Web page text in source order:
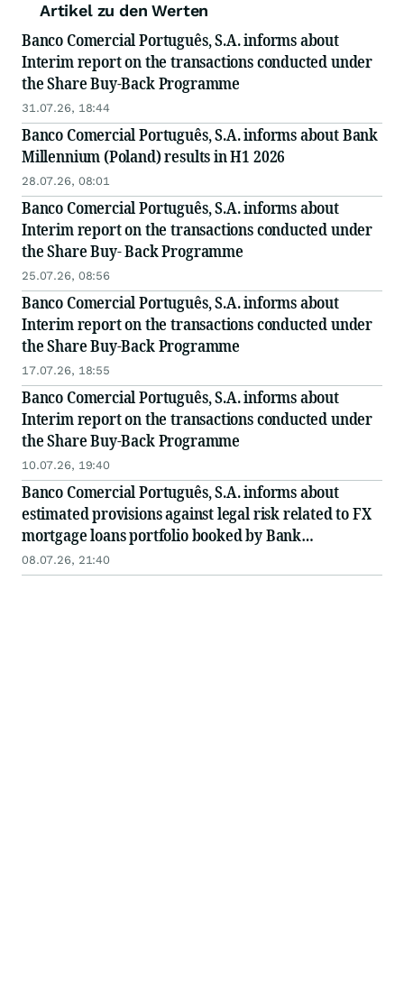
Artikel zu den Werten
Banco Comercial Português, S.A. informs about
Interim report on the transactions conducted under
the Share Buy-Back Programme
31.07.26, 18:44
Banco Comercial Português, S.A. informs about Bank
Millennium (Poland) results in H1 2026
28.07.26, 08:01
Banco Comercial Português, S.A. informs about
Interim report on the transactions conducted under
the Share Buy- Back Programme
25.07.26, 08:56
Banco Comercial Português, S.A. informs about
Interim report on the transactions conducted under
the Share Buy-Back Programme
17.07.26, 18:55
Banco Comercial Português, S.A. informs about
Interim report on the transactions conducted under
the Share Buy-Back Programme
10.07.26, 19:40
Banco Comercial Português, S.A. informs about
estimated provisions against legal risk related to FX
mortgage loans portfolio booked by Bank
Millennium, S.A. in 2Q 2026
08.07.26, 21:40